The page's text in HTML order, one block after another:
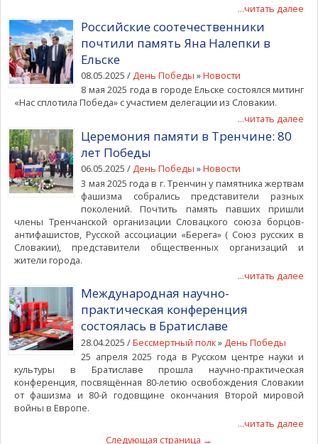
...читать далее
Российские соотечественники
почтили память Яна Налепки в
Ельске
08.05.2025 /День Победы »Новости
8 мая 2025 года в городе Ельске состоялся митинг
«Нас сплотила Победа» с участием делегации из Словакии.
...читать далее
Церемония памяти в Тренчине: 80
лет Победы
06.05.2025 /День Победы »Новости
3 мая 2025 года в г. Тренчин у памятника жертвам
фашизма собрались представители разных
поколений. Почтить память павших пришли
члены Тренчанской организации Словацкого союза борцов-
антифашистов, Русской ассоциации «Берега» ( Союз русских в
Словакии), представители общественных организаций и
жители города.
...читать далее
Международная научно-
практическая конференция
состоялась в Братиславе
28.04.2025 /Бессмертный полк»День Победы
25 апреля 2025 года в Русском центре науки и
культуры в Братиславе прошла научно-практическая
конференция, посвящённая 80-летию освобождения Словакии
от фашизма и 80-й годовщине окончания Второй мировой
войны в Европе.
...читать далее
Следующая страница →